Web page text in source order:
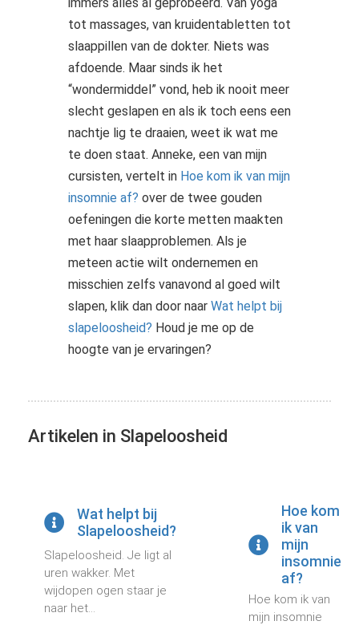
tot massages, van kruidentabletten tot
slaappillen van de dokter. Niets was
afdoende. Maar sinds ik het
“wondermiddel” vond, heb ik nooit meer
slecht geslapen en als ik toch eens een
nachtje lig te draaien, weet ik wat me
te doen staat. Anneke, een van mijn
cursisten, vertelt in Hoe kom ik van mijn
insomnie af? over de twee gouden
oefeningen die korte metten maakten
met haar slaapproblemen. Als je
meteen actie wilt ondernemen en
misschien zelfs vanavond al goed wilt
slapen, klik dan door naar Wat helpt bij
slapeloosheid? Houd je me op de
hoogte van je ervaringen?
Artikelen in Slapeloosheid
Wat helpt bij
Slapeloosheid?
Slapeloosheid. Je ligt al
uren wakker. Met
wijdopen ogen staar je
naar het...
Hoe kom
ik van
mijn
insomnie
af?
Hoe kom ik van
mijn insomnie